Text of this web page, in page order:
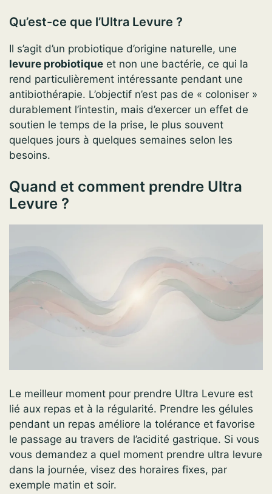
Qu’est-ce que l’Ultra Levure ?
Il s’agit d’un probiotique d’origine naturelle, une
levure probiotique et non une bactérie, ce qui la
rend particulièrement intéressante pendant une
antibiothérapie. L’objectif n’est pas de « coloniser »
durablement l’intestin, mais d’exercer un effet de
soutien le temps de la prise, le plus souvent
quelques jours à quelques semaines selon les
besoins.
Quand et comment prendre Ultra
Levure ?
Le meilleur moment pour prendre Ultra Levure est
lié aux repas et à la régularité. Prendre les gélules
pendant un repas améliore la tolérance et favorise
le passage au travers de l’acidité gastrique. Si vous
vous demandez a quel moment prendre ultra levure
dans la journée, visez des horaires fixes, par
exemple matin et soir.